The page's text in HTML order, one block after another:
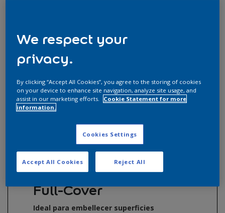
Soluciones para interior (3)
Soluciones industriales (34)
Soluciones para la construccion (4)
Resultados de la búsqueda
Full-Cover
Ideal para embellecer superficies
We respect your
privacy.
By clicking “Accept All Cookies”, you agree to the storing of cookies
on your device to enhance site navigation, analyze site usage, and
assist in our marketing efforts.
Cookie Statement for more
information.
Cookies Settings
Reject All
Accept All Cookies